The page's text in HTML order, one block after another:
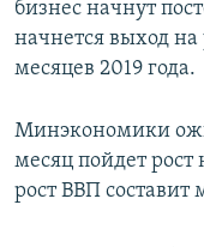
бизнес начнут
начнется выход
месяцев 2019 года.
Минэкономики
месяц пойдет рост
рост ВВП составит